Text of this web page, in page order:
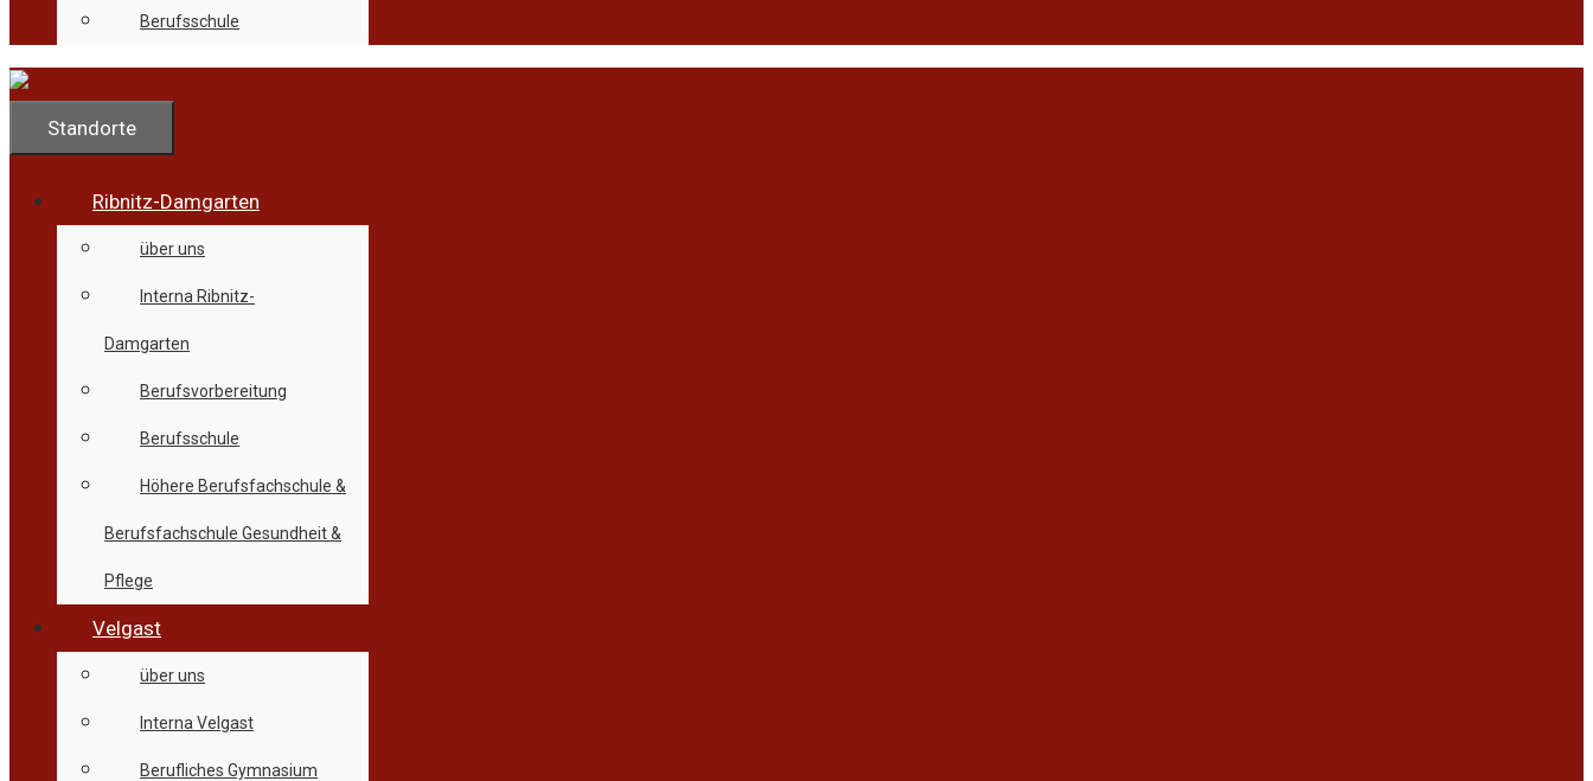
Berufsschule
Standorte
Ribnitz-Damgarten
über uns
Interna Ribnitz-
Damgarten
Berufsvorbereitung
Berufsschule
Höhere Berufsfachschule &
Berufsfachschule Gesundheit &
Pflege
Velgast
über uns
Interna Velgast
Berufliches Gymnasium